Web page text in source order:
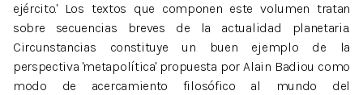
ejército.' Los textos que componen este volumen tratan
sobre secuencias breves de la actualidad planetaria.
Circunstancias constituye un buen ejemplo de la
perspectiva 'metapolítica' propuesta por Alain Badiou como
modo de acercamiento filosófico al mundo del